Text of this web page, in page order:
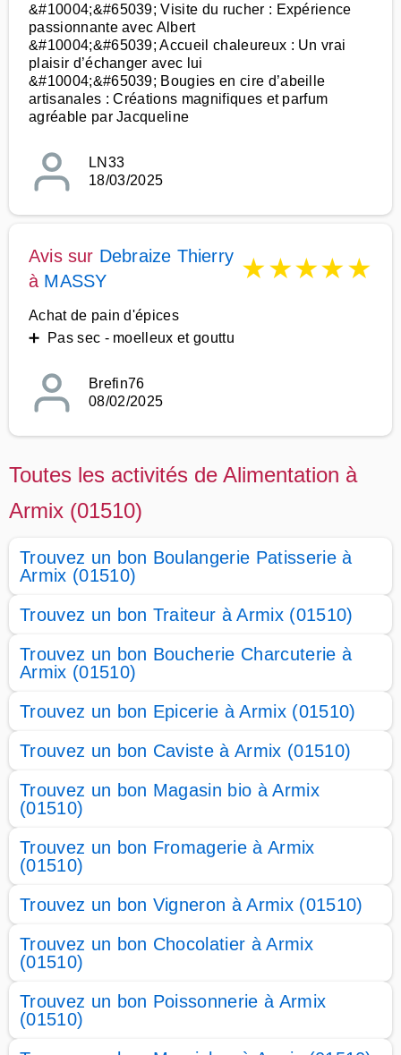
&#10004;&#65039; Visite du rucher : Expérience
passionnante avec Albert
&#10004;&#65039; Accueil chaleureux : Un vrai
plaisir d’échanger avec lui
&#10004;&#65039; Bougies en cire d’abeille
artisanales : Créations magnifiques et parfum
agréable par Jacqueline
LN33
18/03/2025
Avis sur Debraize Thierry
à MASSY ★★★★★
Achat de pain d'épices
➕ Pas sec - moelleux et gouttu
Brefin76
08/02/2025
Toutes les activités de Alimentation à
Armix (01510)
Trouvez un bon Boulangerie Patisserie à
Armix (01510)
Trouvez un bon Traiteur à Armix (01510)
Trouvez un bon Boucherie Charcuterie à
Armix (01510)
Trouvez un bon Epicerie à Armix (01510)
Trouvez un bon Caviste à Armix (01510)
Trouvez un bon Magasin bio à Armix
(01510)
Trouvez un bon Fromagerie à Armix
(01510)
Trouvez un bon Vigneron à Armix (01510)
Trouvez un bon Chocolatier à Armix
(01510)
Trouvez un bon Poissonnerie à Armix
(01510)